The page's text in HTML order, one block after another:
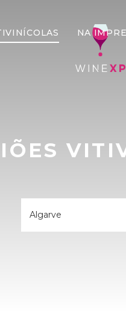
NA
Algarve